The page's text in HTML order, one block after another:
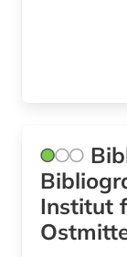
Institut